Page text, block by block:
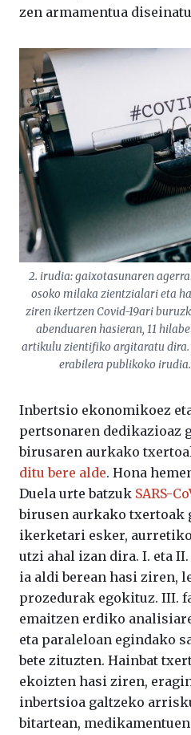
zen armamentua
2. irudia: gaixotasunaren
osoko milaka zientzialari eta
ziren ikertzen Covid-19ari
abenduaren hasieran, 11
artikulu zientifiko argitaratu
erabilera publikoko
Inbertsio ekonomikoez
pertsonaren dedikazioaz
birusaren aurkako
ditu bere alde. Hona
Duela urte batzuk SARS-
birusen aurkako txertoak
ikerketari esker,
utzi ahal izan dira. I. eta
ia aldi berean hasi ziren,
prozedurak egokituz. III.
emaitzen erdiko
eta paraleloan egindako
bete zituzten. Hainbat
ekoizten hasi ziren,
inbertsioa galtzeko
bitartean,